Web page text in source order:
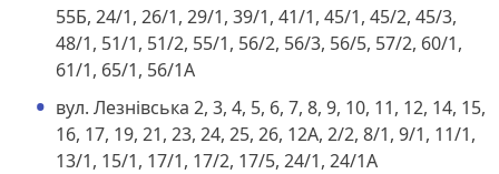
55Б, 24/1, 26/1, 29/1, 39/1, 41/1, 45/1, 45/2, 45/3,
48/1, 51/1, 51/2, 55/1, 56/2, 56/3, 56/5, 57/2, 60/1,
61/1, 65/1, 56/1А
вул. Лезнівська 2, 3, 4, 5, 6, 7, 8, 9, 10, 11, 12, 14, 15,
16, 17, 19, 21, 23, 24, 25, 26, 12А, 2/2, 8/1, 9/1, 11/1,
13/1, 15/1, 17/1, 17/2, 17/5, 24/1, 24/1А